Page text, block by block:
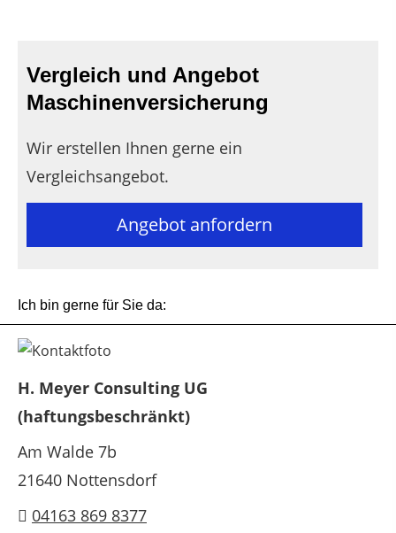
Vergleich und Angebot
Maschinenversicherung
Wir erstellen Ihnen gerne ein
Vergleichsangebot.
Angebot anfordern
Ich bin gerne für Sie da:
H. Meyer Consulting UG
(haftungsbeschränkt)
Am Walde 7b
21640 Nottensdorf
04163 869 8377